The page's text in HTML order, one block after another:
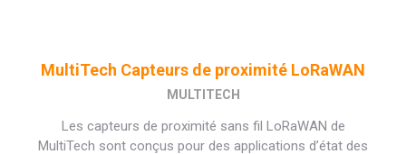
MultiTech Capteurs de proximité LoRaWAN
MULTITECH
Les capteurs de proximité sans fil LoRaWAN de
MultiTech sont conçus pour des applications d’état des